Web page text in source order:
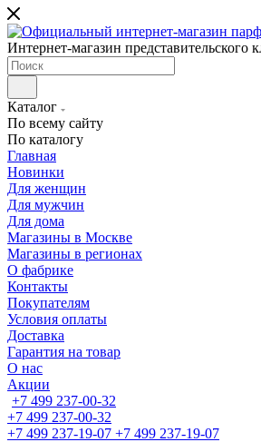
Интернет-магазин представительского
Каталог
По всему сайту
По каталогу
Главная
Новинки
Для женщин
Для мужчин
Для дома
Магазины в Москве
Магазины в регионах
О фабрике
Контакты
Покупателям
Условия оплаты
Доставка
Гарантия на товар
О нас
Акции
+7 499 237-00-32
+7 499 237-00-32
+7 499 237-19-07 +7 499 237-19-07